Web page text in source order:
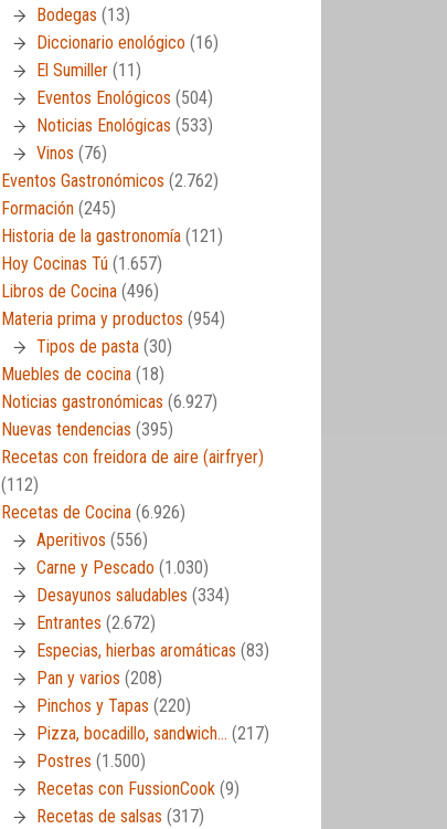
Bodegas (13)
Diccionario enológico (16)
El Sumiller (11)
Eventos Enológicos (504)
Noticias Enológicas (533)
Vinos (76)
Eventos Gastronómicos (2.762)
Formación (245)
Historia de la gastronomía (121)
Hoy Cocinas Tú (1.657)
Libros de Cocina (496)
Materia prima y productos (954)
Tipos de pasta (30)
Muebles de cocina (18)
Noticias gastronómicas (6.927)
Nuevas tendencias (395)
Recetas con freidora de aire (airfryer)
(112)
Recetas de Cocina (6.926)
Aperitivos (556)
Carne y Pescado (1.030)
Desayunos saludables (334)
Entrantes (2.672)
Especias, hierbas aromáticas (83)
Pan y varios (208)
Pinchos y Tapas (220)
Pizza, bocadillo, sandwich… (217)
Postres (1.500)
Recetas con FussionCook (9)
Recetas de salsas (317)